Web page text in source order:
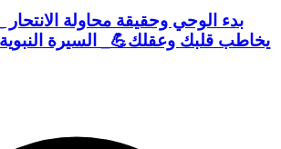
بدء الوحي وحقيقة محاولة
يخاطب قلبك وعقلك💪_ السيرة النبوية ( 9 ) _ علاء